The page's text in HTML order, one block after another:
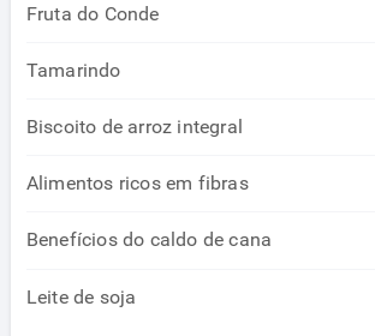
Fruta do Conde
Tamarindo
Biscoito de arroz integral
Alimentos ricos em fibras
Benefícios do caldo de cana
Leite de soja